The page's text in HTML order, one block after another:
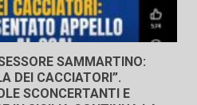
SAMMARTINO:
DEI CACCIATORI”.
SCONCERTANTI E